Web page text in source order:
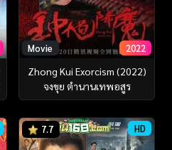
Movie 2022
Zhong Kui Exorcism (2022)
จงขุย ตำนานเทพอสูร
7.7 HD